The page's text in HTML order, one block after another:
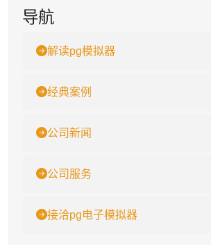
导航
解读pg模拟器
经典案例
公司新闻
公司服务
接洽pg电子模拟器